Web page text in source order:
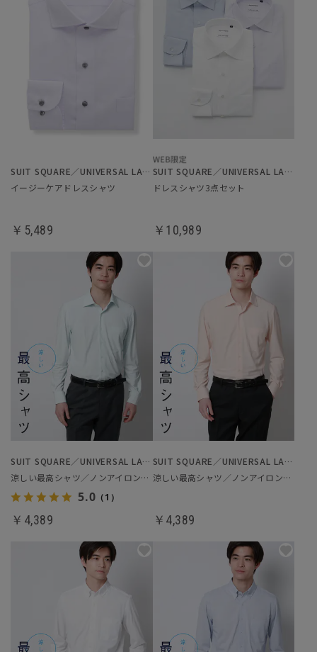
SUIT SQUARE／UNIVERSAL LANGUAGE
イージーケアドレスシャツ
￥5,489
SUIT SQUARE／UNIVERSAL LANGUAGE
ドレスシャツ3点セット
￥10,989
SUIT SQUARE／UNIVERSAL LANGUAGE
涼しい最高シャツ／ノンアイロンジャージードレスシャツ
5.0 （1）
￥4,389
SUIT SQUARE／UNIVERSAL LANGUAGE
涼しい最高シャツ／ノンアイロンジャージードレスシャツ
￥4,389